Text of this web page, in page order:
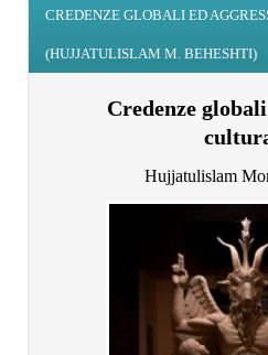
CREDENZE GLOBALI ED
(HUJJATULISLAM M. BEHESHTI)
Credenze
Hujjatulislam